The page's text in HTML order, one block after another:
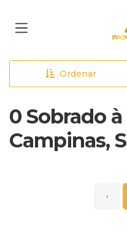
Ordenar
0 Sobrado
Campinas,
‹